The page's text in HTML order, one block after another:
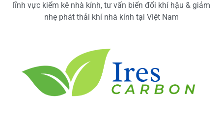
lĩnh vực kiểm kê nhà kính, tư vấn biến đổi khí hậu & giảm
nhẹ phát thải khí nhà kính tại Việt Nam